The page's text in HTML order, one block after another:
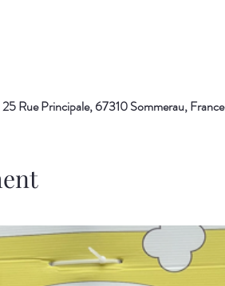
Rue Principale, 67310 Sommerau, France